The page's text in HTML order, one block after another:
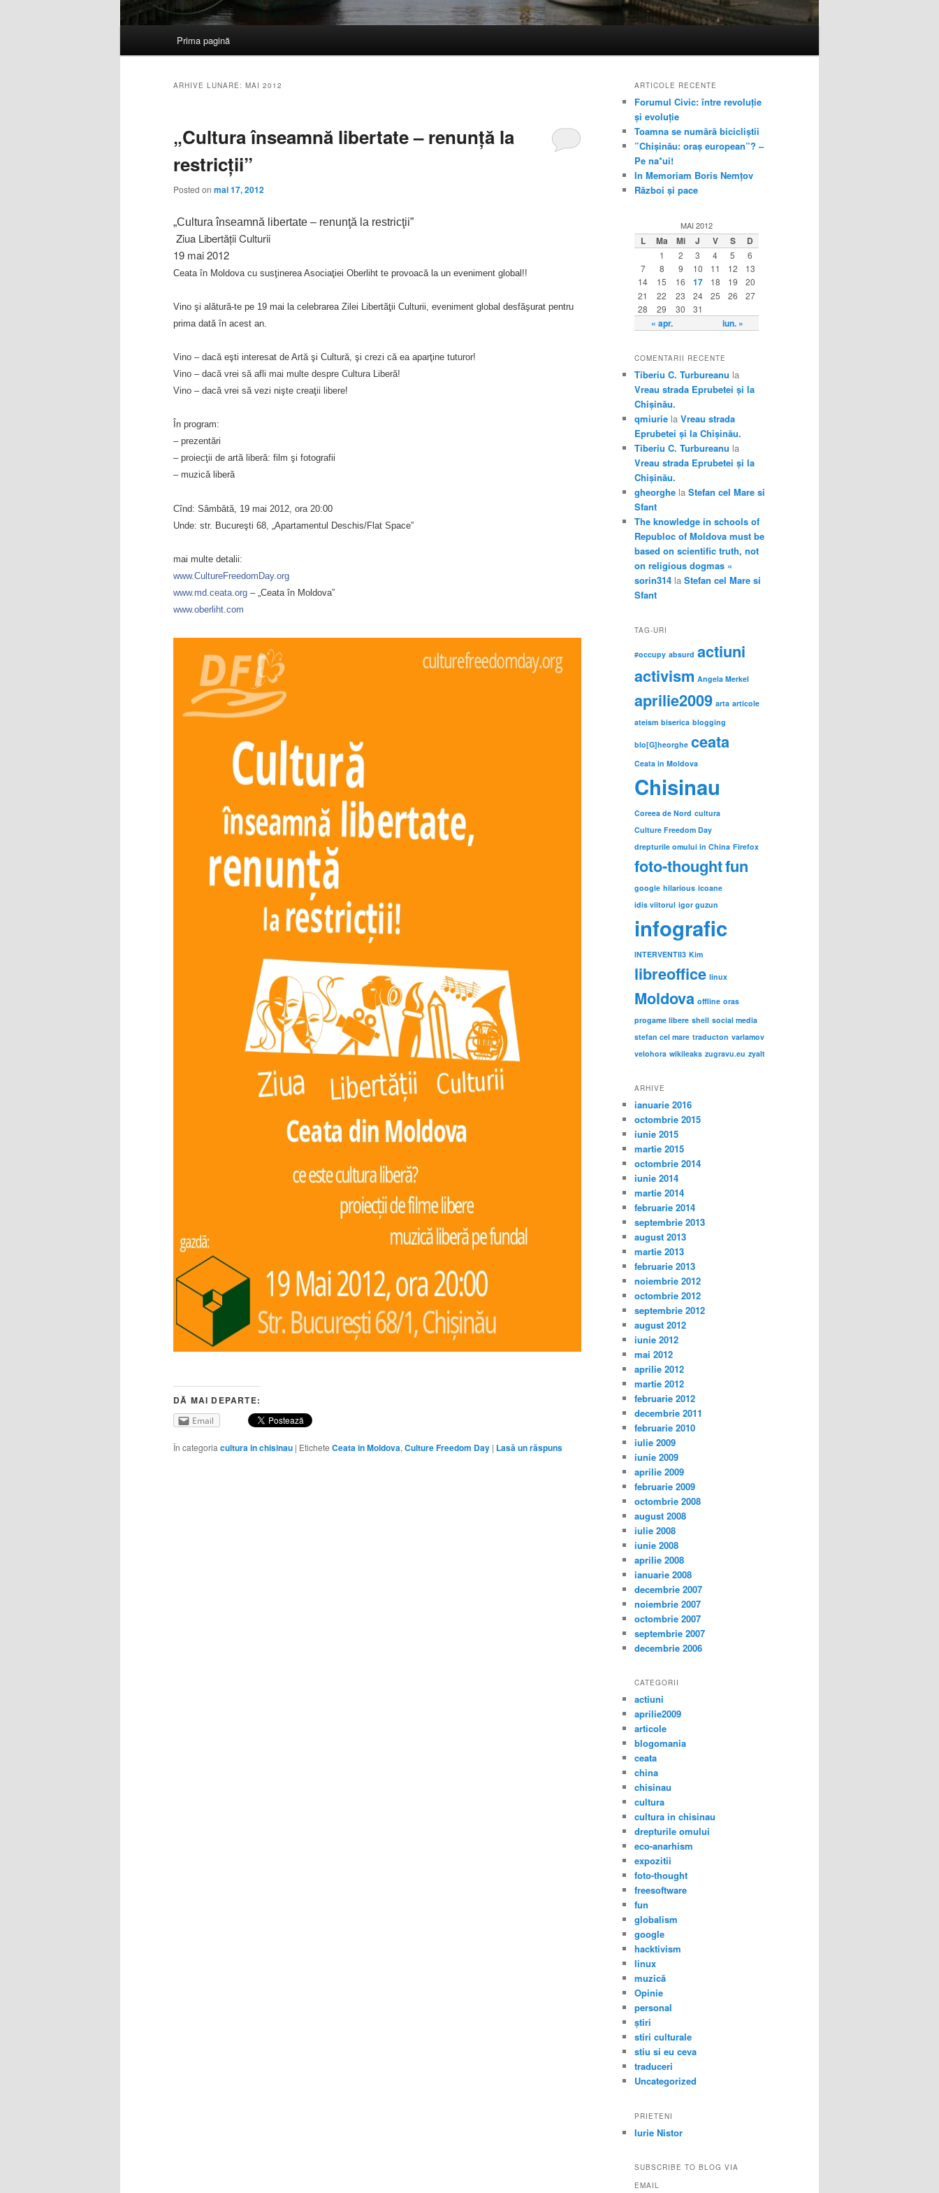
Sari
principal
Sari
secundar
Prima pagină
ARHIVE LUNARE: MAI 2012
„Cultura înseamnă libertate – renunţă la
restricţii”
Posted on mai 17, 2012
„Cultura înseamnă libertate – renunţă la restricţii”
Ziua Libertăţii Culturii
19 mai 2012
Ceata în Moldova cu susţinerea Asociaţiei Oberliht te provoacă la un eveniment global!!
Vino şi alătură-te pe 19 mai la celebrarea Zilei Libertăţii Culturii, eveniment global desfăşurat pentru
prima dată în acest an.
Vino – dacă eşti interesat de Artă şi Cultură, şi crezi că ea aparţine tuturor!
Vino – dacă vrei să afli mai multe despre Cultura Liberă!
Vino – dacă vrei să vezi nişte creaţii libere!
În program:
– prezentări
– proiecţii de artă liberă: film şi fotografii
– muzică liberă
Cînd: Sâmbătă, 19 mai 2012, ora 20:00
Unde: str. Bucureşti 68, „Apartamentul Deschis/Flat Space”
mai multe detalii:
www.CultureFreedomDay.org
www.md.ceata.org – „Ceata în Moldova”
www.oberliht.com
DĂ MAI DEPARTE:
Email
În categoria cultura in chisinau | Etichete Ceata in Moldova, Culture Freedom Day | Lasă un răspuns
ARTICOLE RECENTE
Forumul Civic: între revoluție
și evoluție
Toamna se numără bicicliștii
”Chișinău: oraș european”? –
Pe na*ui!
In Memoriam Boris Nemțov
Război și pace
MAI 2012
L Ma Mi J V S D
« apr. iun. »
1 2 3 4 5
6
7
8 9 10 11 12
13
14
15 16 17 18 19
20
21
22 23 24 25 26
27
28
29 30 31
COMENTARII RECENTE
Tiberiu C. Turbureanu la
Vreau strada Eprubetei și la
Chișinău.
qmiurie la Vreau strada
Eprubetei și la Chișinău.
Tiberiu C. Turbureanu la
Vreau strada Eprubetei și la
Chișinău.
gheorghe la Stefan cel Mare si
Sfant
The knowledge in schools of
Republoc of Moldova must be
based on scientific truth, not
on religious dogmas «
sorin314 la Stefan cel Mare si
Sfant
TAG-URI
#occupy absurd actiuni
activism Angela Merkel
aprilie2009 arta articole
ateism biserica blogging
blo[G]heorghe ceata
Ceata in Moldova
Chisinau
Coreea de Nord cultura
Culture Freedom Day
drepturile omului in China Firefox
foto-thoughtfun
google hilarious icoane
idis viitorul igor guzun
infografic
INTERVENTII3 Kim
libreoffice linux
Moldova offline oras
progame libere shell social media
stefan cel mare traducton varlamov
velohora wikileaks zugravu.eu zyalt
ARHIVE
ianuarie 2016
octombrie 2015
iunie 2015
martie 2015
octombrie 2014
iunie 2014
martie 2014
februarie 2014
septembrie 2013
august 2013
martie 2013
februarie 2013
noiembrie 2012
octombrie 2012
septembrie 2012
august 2012
iunie 2012
mai 2012
aprilie 2012
martie 2012
februarie 2012
decembrie 2011
februarie 2010
iulie 2009
iunie 2009
aprilie 2009
februarie 2009
octombrie 2008
august 2008
iulie 2008
iunie 2008
aprilie 2008
ianuarie 2008
decembrie 2007
noiembrie 2007
octombrie 2007
septembrie 2007
decembrie 2006
CATEGORII
actiuni
aprilie2009
articole
blogomania
ceata
china
chisinau
cultura
cultura in chisinau
drepturile omului
eco-anarhism
expozitii
foto-thought
freesoftware
fun
globalism
google
hacktivism
linux
muzică
Opinie
personal
știri
stiri culturale
stiu si eu ceva
traduceri
Uncategorized
PRIETENI
Iurie Nistor
SUBSCRIBE TO BLOG VIA
EMAIL